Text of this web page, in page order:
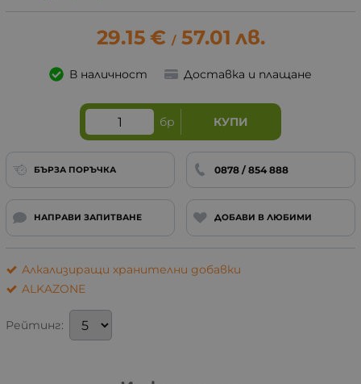
29.15 € / 57.01 лв.
В наличност Доставка и плащане
бр КУПИ
БЪРЗА ПОРЪЧКА 0878 / 854 888
НАПРАВИ ЗАПИТВАНЕ ДОБАВИ В ЛЮБИМИ
Алкализиращи хранителни добавки
ALKAZONE
Рейтинг: